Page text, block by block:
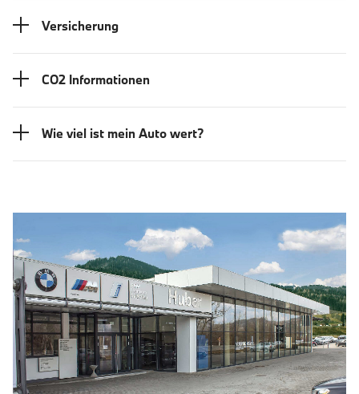
Versicherung
CO2 Informationen
Wie viel ist mein Auto wert?